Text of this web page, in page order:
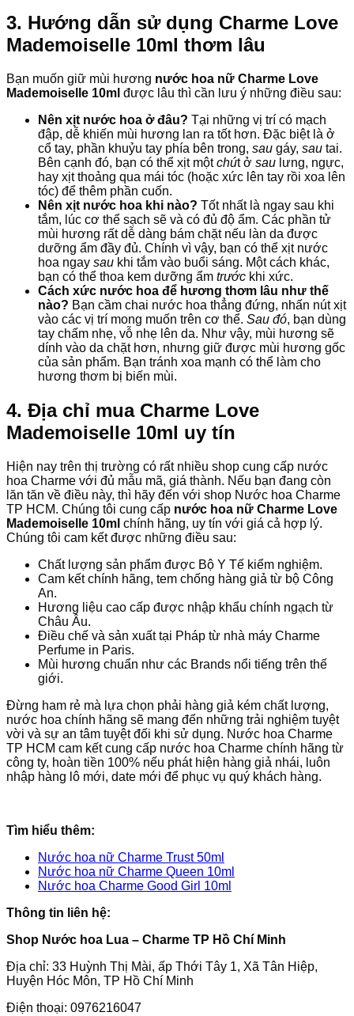
3. Hướng dẫn sử dụng Charme Love
Mademoiselle 10ml thơm lâu
Bạn muốn giữ mùi hương nước hoa nữ Charme Love
Mademoiselle 10ml được lâu thì cần lưu ý những điều sau:
Nên xịt nước hoa ở đâu? Tại những vị trí có mạch
đập, dễ khiến mùi hương lan ra tốt hơn. Đặc biệt là ở
cổ tay, phần khuỷu tay phía bên trong, sau gáy, sau tai.
Bên cạnh đó, bạn có thể xịt mộtchút ở sau lưng, ngực,
hay xịt thoảng qua mái tóc (hoặc xức lên tay rồi xoa lên
tóc) để thêm phần cuốn.
Nên xịt nước hoa khi nào? Tốt nhất là ngay sau khi
tắm, lúc cơ thể sạch sẽ và có đủ độ ẩm. Các phần tử
mùi hương rất dễ dàng bám chặt nếu làn da được
dưỡng ẩm đầy đủ. Chính vì vậy, bạn có thể xịt nước
hoa ngay sau khi tắm vào buổi sáng. Một cách khác,
bạn có thể thoa kem dưỡng ẩm trước khi xức.
Cách xức nước hoa để hương thơm lâu như thế
nào? Bạn cầm chai nước hoa thẳng đứng, nhấn nút xịt
vào các vị trí mong muốn trên cơ thể. Sau đó, bạn dùng
tay chấm nhẹ, vỗ nhẹ lên da. Như vậy, mùi hương sẽ
dính vào da chặt hơn, nhưng giữ được mùi hương gốc
của sản phẩm. Bạn tránh xoa mạnh có thể làm cho
hương thơm bị biến mùi.
4. Địa chỉ mua Charme Love
Mademoiselle 10ml uy tín
Hiện nay trên thị trường có rất nhiều shop cung cấp nước
hoa Charme với đủ mẫu mã, giá thành. Nếu bạn đang còn
lăn tăn về điều này, thì hãy đến với shop Nước hoa Charme
TP HCM. Chúng tôi cung cấp nước hoa nữ Charme Love
Mademoiselle 10ml chính hãng, uy tín với giá cả hợp lý.
Chúng tôi cam kết được những điều sau:
Chất lượng sản phẩm được Bộ Y Tế kiểm nghiệm.
Cam kết chính hãng, tem chống hàng giả từ bộ Công
An.
Hương liệu cao cấp được nhập khẩu chính ngạch từ
Châu Âu.
Điều chế và sản xuất tại Pháp từ nhà máy Charme
Perfume in Paris.
Mùi hương chuẩn như các Brands nổi tiếng trên thế
giới.
Đừng ham rẻ mà lựa chọn phải hàng giả kém chất lượng,
nước hoa chính hãng sẽ mang đến những trải nghiệm tuyệt
vời và sự an tâm tuyệt đối khi sử dụng. Nước hoa Charme
TP HCM cam kết cung cấp nước hoa Charme chính hãng từ
công ty, hoàn tiền 100% nếu phát hiện hàng giả nhái, luôn
nhập hàng lô mới, date mới để phục vụ quý khách hàng.
Tìm hiểu thêm:
Nước hoa nữ Charme Trust 50ml
Nước hoa nữ Charme Queen 10ml
Nước hoa Charme Good Girl 10ml
Thông tin liên hệ:
Shop Nước hoa Lua – Charme TP Hồ Chí Minh
Địa chỉ: 33 Huỳnh Thị Mài, ấp Thới Tây 1, Xã Tân Hiệp,
Huyện Hóc Môn, TP Hồ Chí Minh
Điện thoại: 0976216047